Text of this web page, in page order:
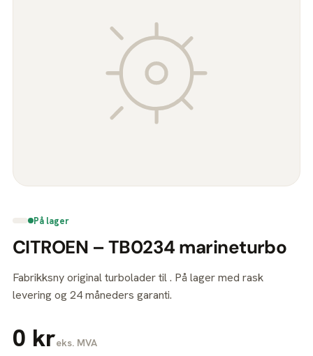
På lager
CITROEN – TB0234 marineturbo
Fabrikksny original turbolader til . På lager med rask
levering og 24 måneders garanti.
0 kreks. MVA